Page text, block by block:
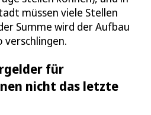
müssen viele Stellen
Summe wird der Aufbau
verschlingen.
für
nicht das letzte